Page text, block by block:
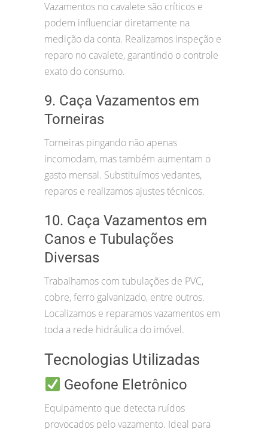
Vazamentos no cavalete são críticos e
podem influenciar diretamente na
medição da conta. Realizamos inspeção e
reparo no cavalete, garantindo o controle
exato do consumo.
9. Caça Vazamentos em
Torneiras
Torneiras pingando não apenas
incomodam, mas também aumentam o
gasto mensal. Substituímos vedantes,
reparos e realizamos ajustes técnicos.
10. Caça Vazamentos em
Canos e Tubulações
Diversas
Trabalhamos com tubulações de PVC,
cobre, ferro galvanizado, entre outros.
Localizamos e reparamos vazamentos em
toda a rede hidráulica do imóvel.
Tecnologias Utilizadas
Geofone Eletrônico
Equipamento que detecta ruídos
provocados pelo vazamento. Ideal para